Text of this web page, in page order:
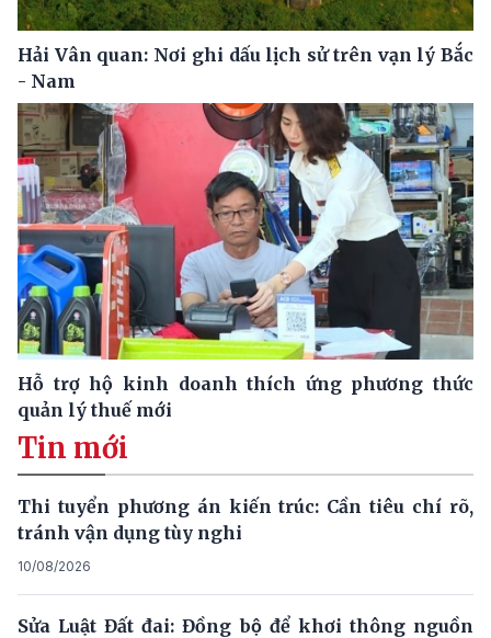
Hải Vân quan: Nơi ghi dấu lịch sử trên vạn lý Bắc
- Nam
Hỗ trợ hộ kinh doanh thích ứng phương thức
quản lý thuế mới
Tin mới
Thi tuyển phương án kiến trúc: Cần tiêu chí rõ,
tránh vận dụng tùy nghi
10/08/2026
Sửa Luật Đất đai: Đồng bộ để khơi thông nguồn